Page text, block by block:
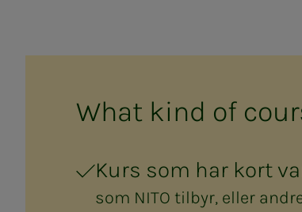
What kind of
Kurs som har kort
som NITO tilbyr, eller